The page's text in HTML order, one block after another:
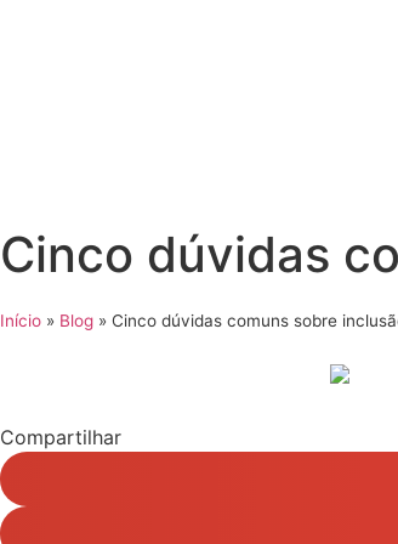
Cinco dúvidas
Início » Blog » Cinco dúvidas comuns sobre
Compartilhar